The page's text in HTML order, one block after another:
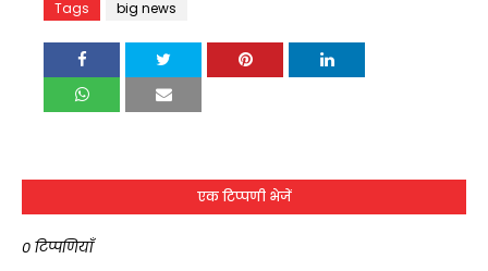
Tags big news
एक टिप्पणी भेजें
0 टिप्पणियाँ